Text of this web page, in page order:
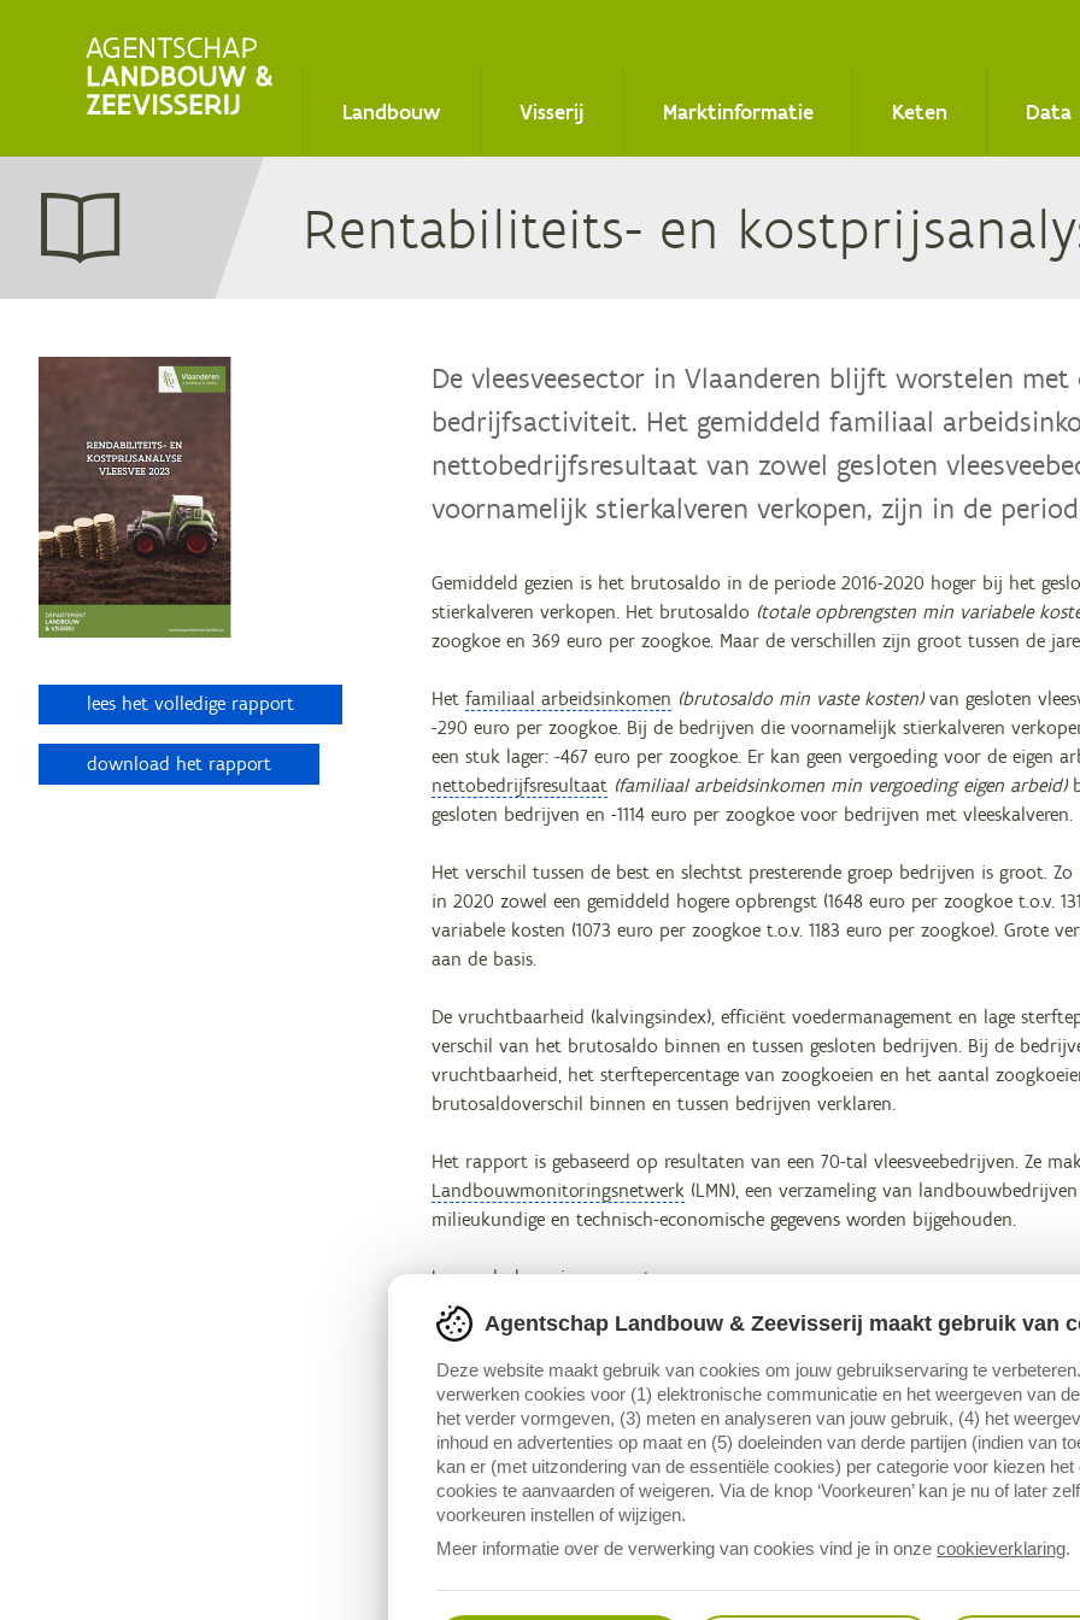
Main
navigation
Landbouw Visserij Marktinformatie Keten Data
Ren­ta­bi­li­teits- en
lees het volledige rapport
download het rapport
De vleesveesector in Vlaanderen blijft worstelen
bedrijfsactiviteit. Het gemiddeld familiaal
nettobedrijfsresultaat van zowel gesloten
voornamelijk stierkalveren verkopen, zijn in de
Gemiddeld gezien is het brutosaldo in de periode 2016-2020 hoger bij het
stierkalveren verkopen. Het brutosaldo (totale opbrengsten min variabele
zoogkoe en 369 euro per zoogkoe. Maar de verschillen zijn groot tussen de
Hetfamiliaal arbeidsinkomen (brutosaldo min vaste kosten)van gesloten
-290 euro per zoogkoe. Bij de bedrijven die voornamelijk stierkalveren
een stuk lager: -467 euro per zoogkoe. Er kan geen vergoeding voor de eigen
nettobedrijfsresultaat (familiaal arbeidsinkomen min vergoeding eigen arbeid)
gesloten bedrijven en -1114 euro per zoogkoe voor bedrijven met vleeskalveren.
Het verschil tussen de best en slechtst presterende groep bedrijven is groot.
in 2020 zowel een gemiddeld hogere opbrengst (1648 euro per zoogkoe t.o.v.
variabele kosten (1073 euro per zoogkoe t.o.v. 1183 euro per zoogkoe). Grote
aan de basis.
De vruchtbaarheid (kalvingsindex), efficiënt voedermanagement en lage
verschil van het brutosaldo binnen en tussen gesloten bedrijven. Bij de
vruchtbaarheid, het sterftepercentage van zoogkoeien en het aantal
brutosaldoverschil binnen en tussen bedrijven verklaren.
Het rapport is gebaseerd op resultaten van een 70-tal vleesveebedrijven. Ze
Landbouwmonitoringsnetwerk (LMN), een verzameling van
milieukundige en technisch-economische gegevens worden bijgehouden.
Lees ook de vorige rapporten:
Rentabiliteits- en kostprijsanalyse vleesvee 2015
Rentabiliteits- en kostprijsanalyse vleesvee 2013
Rentabiliteits- en kostprijsanalyse vleesvee 2012
Metagegevens
Agentschap Landbouw & Zeevisserij maakt gebruik van
Deze website maakt gebruik van cookies om jouw gebruikservaring te
verwerken cookies voor (1) elektronische communicatie en het weergeven van
het verder vormgeven, (3) meten en analyseren van jouw gebruik, (4) het
inhoud en advertenties op maat en (5) doeleinden van derde partijen (indien van
kan er (met uitzondering van de essentiële cookies) per categorie voor kiezen het
cookies te aanvaarden of weigeren. Via de knop ‘Voorkeuren’ kan je nu of later
voorkeuren instellen of wijzigen.
Meer informatie over de verwerking van cookies vind je in onze cookieverklaring.